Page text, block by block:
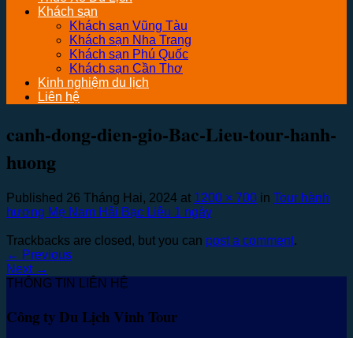
Khách sạn
Khách sạn Vũng Tàu
Khách sạn Nha Trang
Khách sạn Phú Quốc
Khách sạn Cần Thơ
Kinh nghiệm du lịch
Liên hệ
canh-dong-dien-gio-Bac-Lieu-tour-hanh-
huong
Published 26 Tháng Hai, 2024 at 1200 × 700 in Tour hành
hương Mẹ Nam Hải Bạc Liêu 1 ngày
Trackbacks are closed, but you can post a comment.
← Previous
Next →
THÔNG TIN LIÊN HỆ
Công ty Du Lịch Vinh Tour